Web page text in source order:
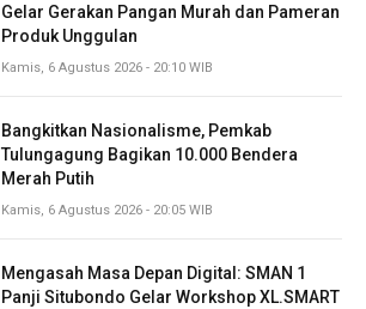
Gelar Gerakan Pangan Murah dan Pameran
Produk Unggulan
Kamis, 6 Agustus 2026 - 20:10 WIB
Bangkitkan Nasionalisme, Pemkab
Tulungagung Bagikan 10.000 Bendera
Merah Putih
Kamis, 6 Agustus 2026 - 20:05 WIB
Mengasah Masa Depan Digital: SMAN 1
Panji Situbondo Gelar Workshop XL.SMART